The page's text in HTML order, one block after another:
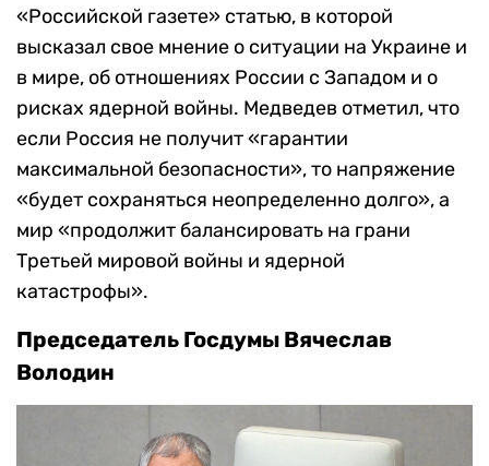
«Российской газете» статью, в которой
высказал свое мнение о ситуации на Украине и
в мире, об отношениях России с Западом и о
рисках ядерной войны. Медведев отметил, что
если Россия не получит «гарантии
максимальной безопасности», то напряжение
«будет сохраняться неопределенно долго», а
мир «продолжит балансировать на грани
Третьей мировой войны и ядерной
катастрофы».
Председатель Госдумы Вячеслав
Володин